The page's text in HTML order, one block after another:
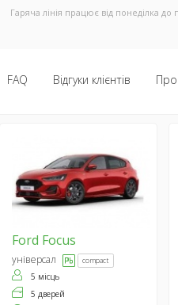
Гаряча лінія працює від понеділка
FAQ Відгуки клієнтів
Ford Focus
універсал compact
5 місць
5 дверей